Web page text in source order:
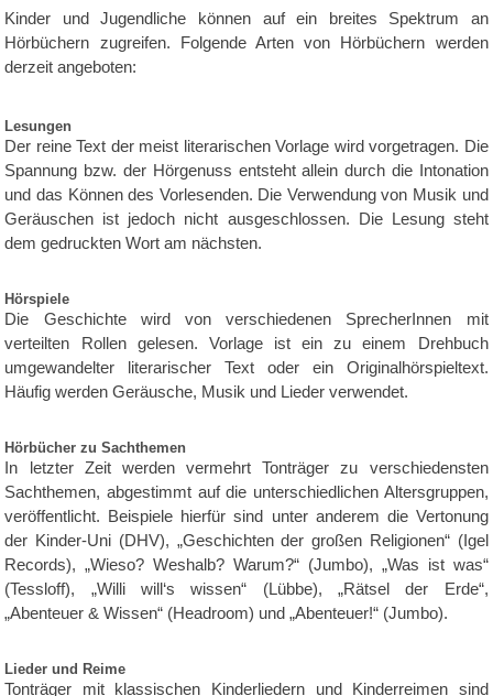
Kinder und Jugendliche können auf ein breites Spektrum an
Hörbüchern zugreifen. Folgende Arten von Hörbüchern werden
derzeit angeboten:
Lesungen
Der reine Text der meist literarischen Vorlage wird vorgetragen. Die
Spannung bzw. der Hörgenuss entsteht allein durch die Intonation
und das Können des Vorlesenden. Die Verwendung von Musik und
Geräuschen ist jedoch nicht ausgeschlossen. Die Lesung steht
dem gedruckten Wort am nächsten.
Hörspiele
Die Geschichte wird von verschiedenen SprecherInnen mit
verteilten Rollen gelesen. Vorlage ist ein zu einem Drehbuch
umgewandelter literarischer Text oder ein Originalhörspieltext.
Häufig werden Geräusche, Musik und Lieder verwendet.
Hörbücher zu Sachthemen
In letzter Zeit werden vermehrt Tonträger zu verschiedensten
Sachthemen, abgestimmt auf die unterschiedlichen Altersgruppen,
veröffentlicht. Beispiele hierfür sind unter anderem die Vertonung
der Kinder-Uni (DHV), „Geschichten der großen Religionen“ (Igel
Records), „Wieso? Weshalb? Warum?“ (Jumbo), „Was ist was“
(Tessloff), „Willi will‘s wissen“ (Lübbe), „Rätsel der Erde“,
„Abenteuer & Wissen“ (Headroom) und „Abenteuer!“ (Jumbo).
Lieder und Reime
Tonträger mit klassischen Kinderliedern und Kinderreimen sind